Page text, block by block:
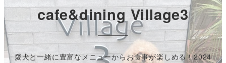
へ
移
動
cafe&dining Village3
愛犬と一緒に豊富なメニューからお食事が楽しめる！2024